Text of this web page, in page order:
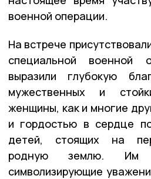
военной операции.
На встрече
специальной военной
выразили глубокую
мужественных и
женщины, как и многие
и гордостью в сердце
детей, стоящих на
родную землю. Им
символизирующие